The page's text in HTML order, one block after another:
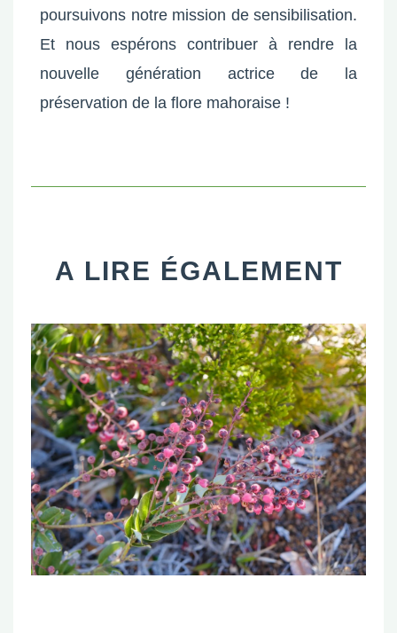
poursuivons notre mission de sensibilisation.
Et nous espérons contribuer à rendre la
nouvelle génération actrice de la
préservation de la flore mahoraise !
A LIRE ÉGALEMENT